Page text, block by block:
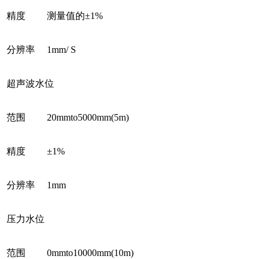
精度 测量值的±1%
分辨率 1mm/ S
超声波水位
范围 20mmto5000mm(5m)
精度 ±1%
分辨率 1mm
压力水位
范围 0mmto10000mm(10m)